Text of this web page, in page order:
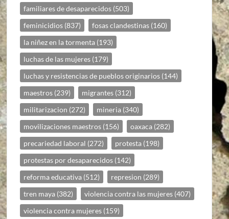
familiares de desaparecidos (503)
feminicidios (837) fosas clandestinas (160)
la niñez en la tormenta (193)
luchas de las mujeres (179)
luchas y resistencias de pueblos originarios (144)
maestros (239) migrantes (312)
militarizacion (272) mineria (340)
movilizaciones maestros (156) oaxaca (282)
precariedad laboral (272) protesta (198)
protestas por desaparecidos (142)
reforma educativa (512) represion (289)
tren maya (382) violencia contra las mujeres (407)
violencia contra mujeres (159)